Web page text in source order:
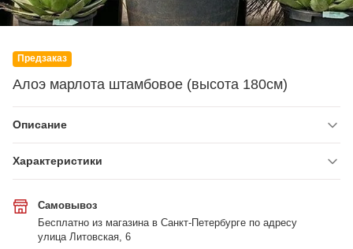
Предзаказ
Алоэ марлота штамбовое (высота 180см)
Описание
Характеристики
Самовывоз
Бесплатно из магазина в Санкт-Петербурге по адресу
улица Литовская, 6